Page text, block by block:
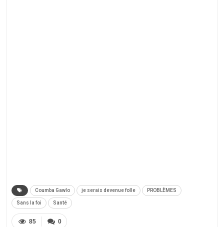
Coumba Gawlo je serais devenue folle PROBLÈMES
Sans la foi Santé
0
85